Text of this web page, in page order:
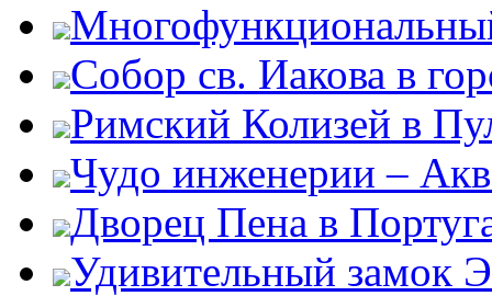
Собор св. Иакова в
Римский Колизей в
Чудо инженерии –
Дворец Пена в
Удивительный замок